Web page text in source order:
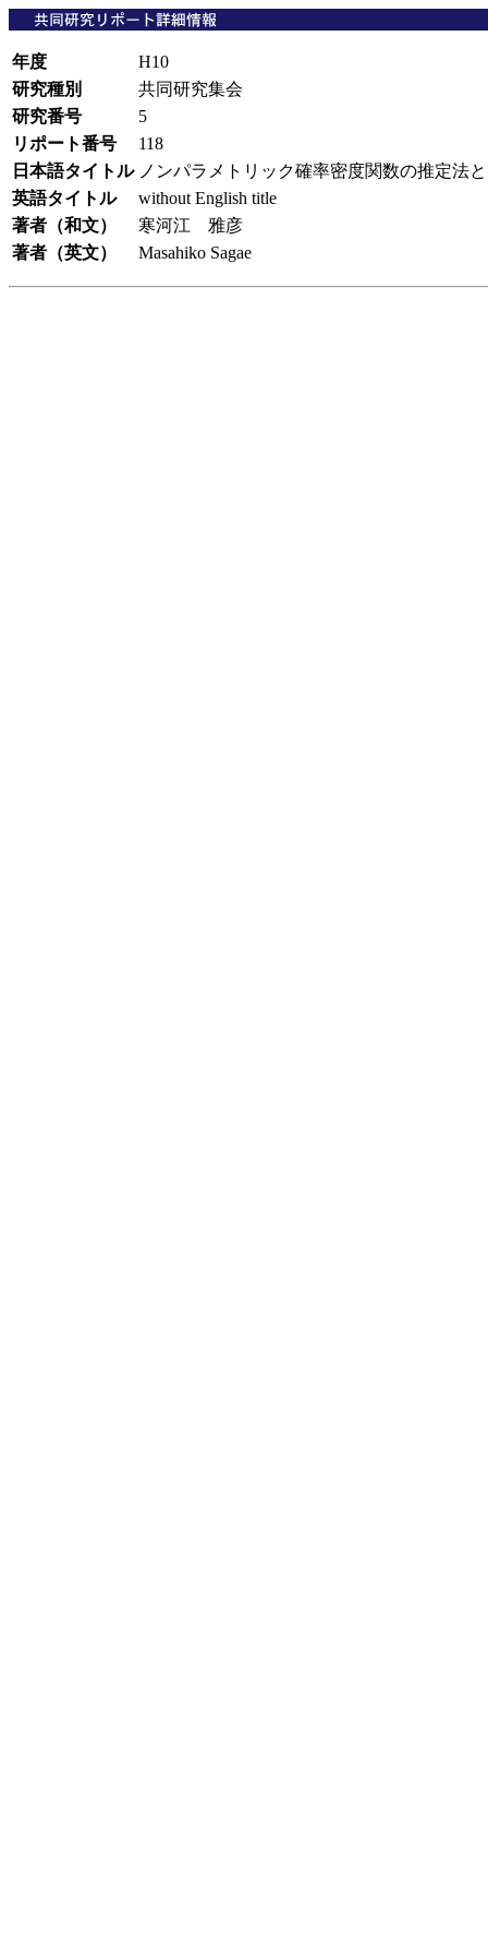
年度
H10
研究種別
共同研究集会
研究番号
5
リポート番号
118
日本語タイトル ノンパラメトリック確率密度関数の推定法
英語タイトル
without English title
著者（和文）
寒河江 雅彦
著者（英文）
Masahiko Sagae